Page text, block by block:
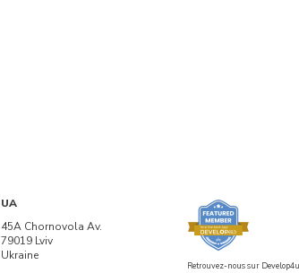
UA
45A Chornovola Av.
79019 Lviv
Ukraine
Retrouvez-nous sur